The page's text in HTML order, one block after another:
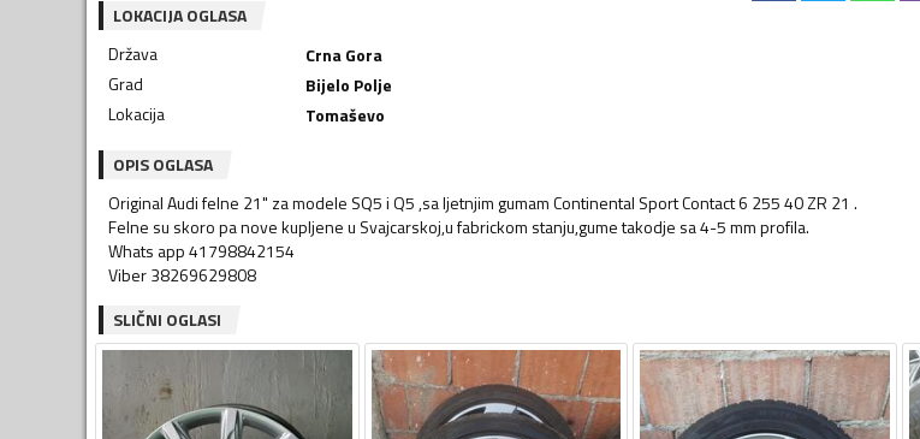
LOKACIJA OGLASA
Država
Crna Gora
Grad
Bijelo Polje
Lokacija
Tomaševo
OPIS OGLASA
Original Audi felne 21" za modele SQ5 i Q5 ,sa ljetnjim gumam Continental Sport Contact 6 255 40 ZR 21 .
Felne su skoro pa nove kupljene u Svajcarskoj,u fabrickom stanju,gume takodje sa 4-5 mm profila.
Whats app 41798842154
Viber 38269629808
SLIČNI OGLASI